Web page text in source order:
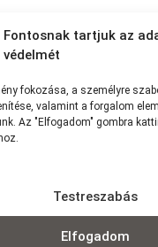
Fontosnak tartjuk az
védelmét
fokozása, a személyre
valamint a forgalom
Az "Elfogadom" gombra
Elfogadom
Testreszabás
KOSÁRBA
Tovább a teljes
/ Elvitel
es körzetünkben
1,5 km -ig: 490Ft | 1,5-2,5